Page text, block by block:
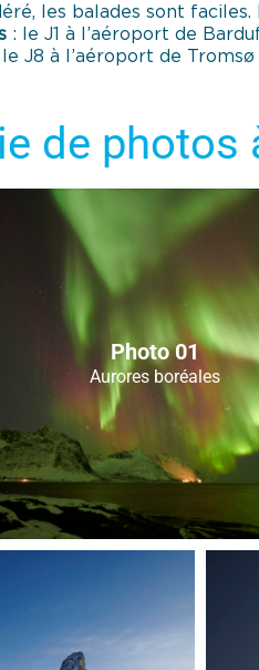
les balades sont
: le J1 à l’aéroport de
le J8 à l’aéroport de Tromsø
de photos
Photo 01
Aurores boréales